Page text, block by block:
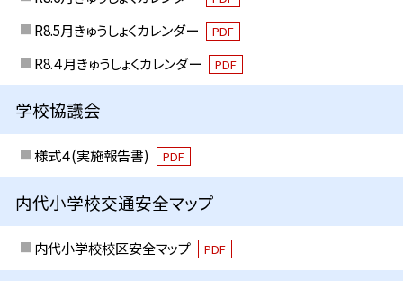
R8.5月きゅうしょくカレンダー PDF
R8.４月きゅうしょくカレンダー PDF
学校協議会
様式４(実施報告書) PDF
内代小学校交通安全マップ
内代小学校校区安全マップ PDF